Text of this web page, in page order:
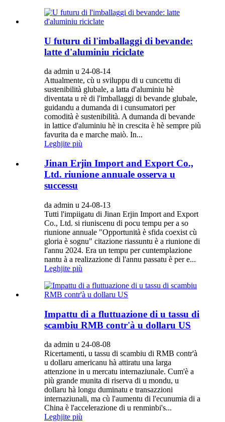
U futuru di l'imballaggi di bevande:
latte d'aluminiu riciclate
da admin u 24-08-14
Attualmente, cù u sviluppu di u cuncettu di
sustenibilità glubale, a latta d'aluminiu hè
diventata u rè di l'imballaggi di bevande glubale,
guidandu a dumanda di i cunsumatori per
comodità è sustenibilità. A dumanda di bevande
in lattice d'aluminiu hè in crescita è hè sempre più
favurita da e marche maiò. In...
Leghjite più
Jinan Erjin Import and Export Co.,
Ltd. riunione annuale osserva u
successu
da admin u 24-08-13
Tutti l'impiigatu di Jinan Erjin Import and Export
Co., Ltd. si riuniscenu di pocu tempu per a so
riunione annuale "Opportunità è sfida coexist cù
gloria è sognu" citazione riassuntu è a riunione di
l'annu 2024. Era un tempu per cuntemplazione
nantu à a realizazione di l'annu passatu è per e...
Leghjite più
Impattu di a fluttuazione di u tassu di
scambiu RMB contr'à u dollaru US
da admin u 24-08-08
Ricertamenti, u tassu di scambiu di RMB contr'à
u dollaru americanu hà attiratu una larga
attenzione in u mercatu internaziunale. Cum'è a
più grande munita di riserva di u mondu, u
dollaru hà longu duminatu e transazzioni
internaziunali, ma cù l'aumentu di l'ecunumia di a
China è l'accelerazione di u renminbi's...
Leghjite più